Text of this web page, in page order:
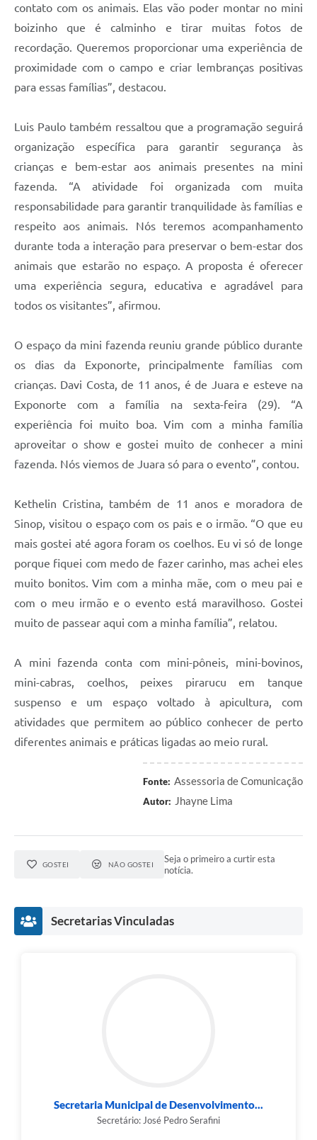
contato com os animais. Elas vão poder montar no mini
boizinho que é calminho e tirar muitas fotos de
recordação. Queremos proporcionar uma experiência de
proximidade com o campo e criar lembranças positivas
para essas famílias”, destacou.
Luis Paulo também ressaltou que a programação seguirá
organização específica para garantir segurança às
crianças e bem-estar aos animais presentes na mini
fazenda. “A atividade foi organizada com muita
responsabilidade para garantir tranquilidade às famílias e
respeito aos animais. Nós teremos acompanhamento
durante toda a interação para preservar o bem-estar dos
animais que estarão no espaço. A proposta é oferecer
uma experiência segura, educativa e agradável para
todos os visitantes”, afirmou.
O espaço da mini fazenda reuniu grande público durante
os dias da Exponorte, principalmente famílias com
crianças. Davi Costa, de 11 anos, é de Juara e esteve na
Exponorte com a família na sexta-feira (29). “A
experiência foi muito boa. Vim com a minha família
aproveitar o show e gostei muito de conhecer a mini
fazenda. Nós viemos de Juara só para o evento”, contou.
Kethelin Cristina, também de 11 anos e moradora de
Sinop, visitou o espaço com os pais e o irmão. “O que eu
mais gostei até agora foram os coelhos. Eu vi só de longe
porque fiquei com medo de fazer carinho, mas achei eles
muito bonitos. Vim com a minha mãe, com o meu pai e
com o meu irmão e o evento está maravilhoso. Gostei
muito de passear aqui com a minha família”, relatou.
A mini fazenda conta com mini-pôneis, mini-bovinos,
mini-cabras, coelhos, peixes pirarucu em tanque
suspenso e um espaço voltado à apicultura, com
atividades que permitem ao público conhecer de perto
diferentes animais e práticas ligadas ao meio rural.
Fonte: Assessoria de Comunicação
Autor: Jhayne Lima
GOSTEI NÃO GOSTEI
Seja o primeiro a curtir esta
notícia.
Secretarias Vinculadas
Secretaria Municipal de Desenvolvimento...
Secretário: José Pedro Serafini